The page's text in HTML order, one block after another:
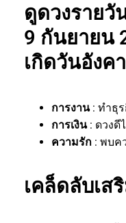
ดูดวงรายวั
9 กันยายน
เกิดวันอังค
การงาน : ทำธุ
การเงิน : ดวงดี
ความรัก : พบค
เคล็ดลับเส